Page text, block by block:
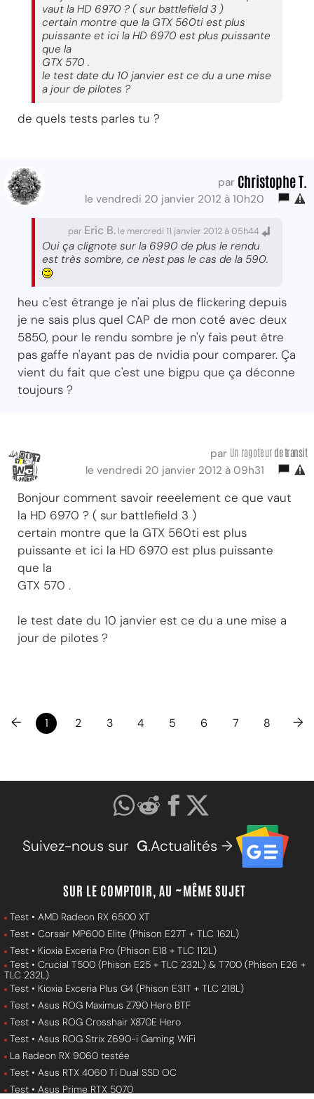
vaut la HD 6970 ? ( sur battlefield 3 )
certain montre que la GTX 560ti est plus
puissante et ici la HD 6970 est plus puissante
que la
GTX 570 .
le test date du 10 janvier est ce du a une mise
a jour de pilotes ?
de quels tests parles tu ?
par Christophe T.
le vendredi 20 janvier 2012 à 10h20
par Eric B. le mercredi 11 janvier 2012 à 05h44
Oui ça clignote sur la 6990 de plus le rendu
est très sombre, ce n'est pas le cas de la 590.
heu c'est étrange je n'ai plus de flickering depuis
je ne sais plus quel CAP de mon coté avec deux
5850, pour le rendu sombre je n'y fais peut être
pas gaffe n'ayant pas de nvidia pour comparer. Ça
vient du fait que c'est une bigpu que ça déconne
toujours ?
par Un ragoteur de transit
le vendredi 20 janvier 2012 à 09h31
Bonjour comment savoir reeelement ce que vaut
la HD 6970 ? ( sur battlefield 3 )
certain montre que la GTX 560ti est plus
puissante et ici la HD 6970 est plus puissante
que la
GTX 570 .
le test date du 10 janvier est ce du a une mise a
jour de pilotes ?
← 1 2 3 4 5 6 7 8 →
Suivez-nous sur G.Actualités →
SUR LE COMPTOIR, AU ~MÊME SUJET
Test • AMD Radeon RX 6500 XT
Test • Corsair MP600 Elite (Phison E27T + TLC 162L)
Test • Kioxia Exceria Pro (Phison E18 + TLC 112L)
Test • Crucial T500 (Phison E25 + TLC 232L) & T700 (Phison E26 +
TLC 232L)
Test • Kioxia Exceria Plus G4 (Phison E31T + TLC 218L)
Test • Asus ROG Maximus Z790 Hero BTF
Test • Asus ROG Crosshair X870E Hero
Test • Asus ROG Strix Z690-i Gaming WiFi
La Radeon RX 9060 testée
Test • Asus RTX 4060 Ti Dual SSD OC
Test • Asus Prime RTX 5070